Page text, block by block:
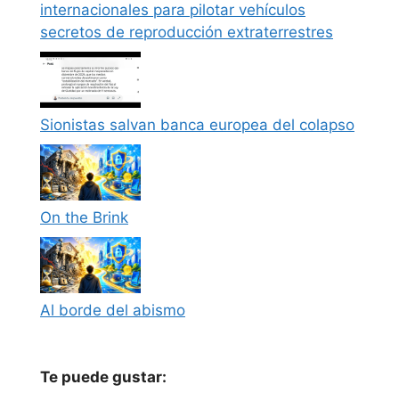
internacionales para pilotar vehículos
secretos de reproducción extraterrestres
Sionistas salvan banca europea del colapso
On the Brink
Al borde del abismo
Te puede gustar: